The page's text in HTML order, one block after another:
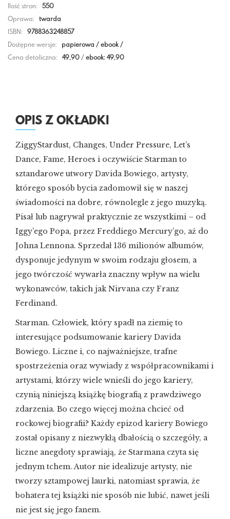
Ilość stron:
550
Oprawa:
twarda
ISBN:
9788363248857
Dostępne wersje:
papierowa / ebook /
Cena detaliczna:
49,90/ebook: 49,90
OPIS Z OKŁADKI
ZiggyStardust, Changes, Under Pressure, Let’s
Dance, Fame, Heroes i oczywiście Starman to
sztandarowe utwory Davida Bowiego, artysty,
którego sposób bycia zadomowił się w naszej
świadomości na dobre, równolegle z jego muzyką.
Pisał lub nagrywał praktycznie ze wszystkimi – od
Iggy’ego Popa, przez Freddiego Mercury’go, aż do
Johna Lennona. Sprzedał 136 milionów albumów,
dysponuje jedynym w swoim rodzaju głosem, a
jego twórczość wywarła znaczny wpływ na wielu
wykonawców, takich jak Nirvana czy Franz
Ferdinand.
Starman. Człowiek, który spadł na ziemię to
interesujące podsumowanie kariery Davida
Bowiego. Liczne i, co najważniejsze, trafne
spostrzeżenia oraz wywiady z współpracownikami i
artystami, którzy wiele wnieśli do jego kariery,
czynią niniejszą książkę biografią z prawdziwego
zdarzenia. Bo czego więcej można chcieć od
rockowej biografii? Każdy epizod kariery Bowiego
został opisany z niezwykłą dbałością o szczegóły, a
liczne anegdoty sprawiają, że Starmana czyta się
jednym tchem. Autor nie idealizuje artysty, nie
tworzy sztampowej laurki, natomiast sprawia, że
bohatera tej książki nie sposób nie lubić, nawet jeśli
nie jest się jego fanem.